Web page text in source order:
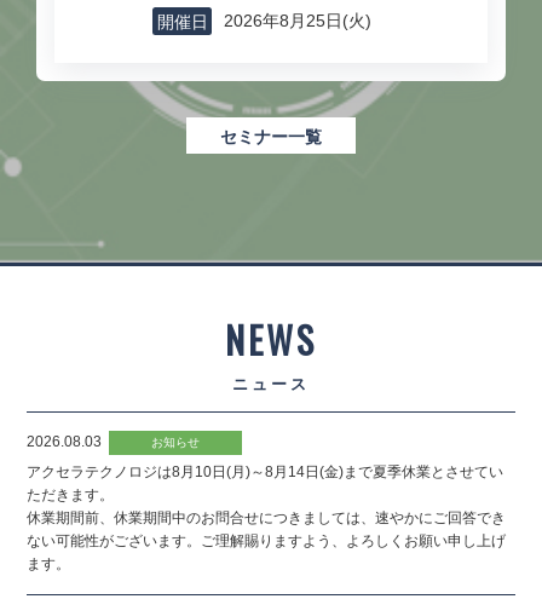
開催日 2026年8月25日(火)
セミナー一覧
NEWS
ニュース
2026.08.03 お知らせ
アクセラテクノロジは8月10日(月)～8月14日(金)まで夏季休業とさせてい
ただきます。
休業期間前、休業期間中のお問合せにつきましては、速やかにご回答でき
ない可能性がございます。ご理解賜りますよう、よろしくお願い申し上げ
ます。